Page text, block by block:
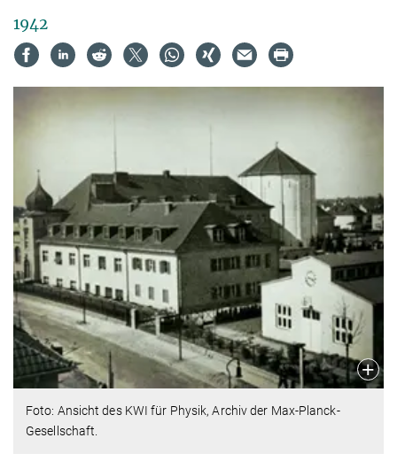
1942
Foto: Ansicht des KWI für Physik, Archiv der Max-Planck-
Gesellschaft.